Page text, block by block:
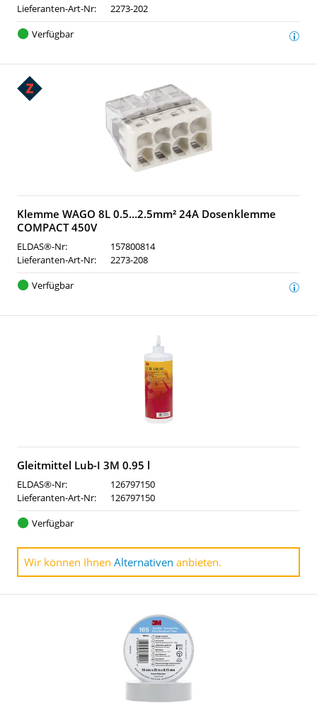
Lieferanten-Art-Nr:
2273-202
Verfügbar
Klemme WAGO 8L 0.5…2.5mm² 24A Dosenklemme
COMPACT 450V
ELDAS®-Nr:
157800814
Lieferanten-Art-Nr:
2273-208
Verfügbar
Gleitmittel Lub-I 3M 0.95 l
ELDAS®-Nr:
126797150
Lieferanten-Art-Nr:
126797150
Verfügbar
Wir können Ihnen Alternativen anbieten.